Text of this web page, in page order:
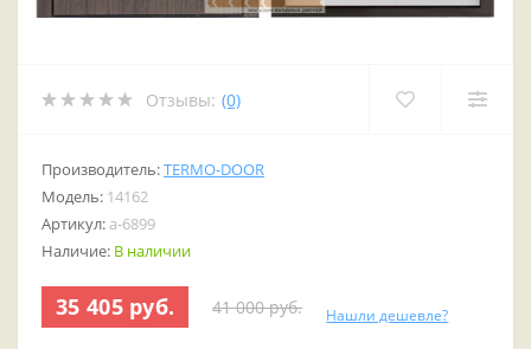
Отзывы: (0)
Производитель:TERMO-DOOR
Модель: 14162
Артикул: a-6899
Наличие: В наличии
35 405 руб. 41 000 руб. Нашли дешевле?